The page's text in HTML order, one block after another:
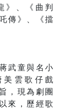
》、《曲判
傳》、《擋
武童與名小
美雲歌仔戲
，現為劇團
來，歷經歌